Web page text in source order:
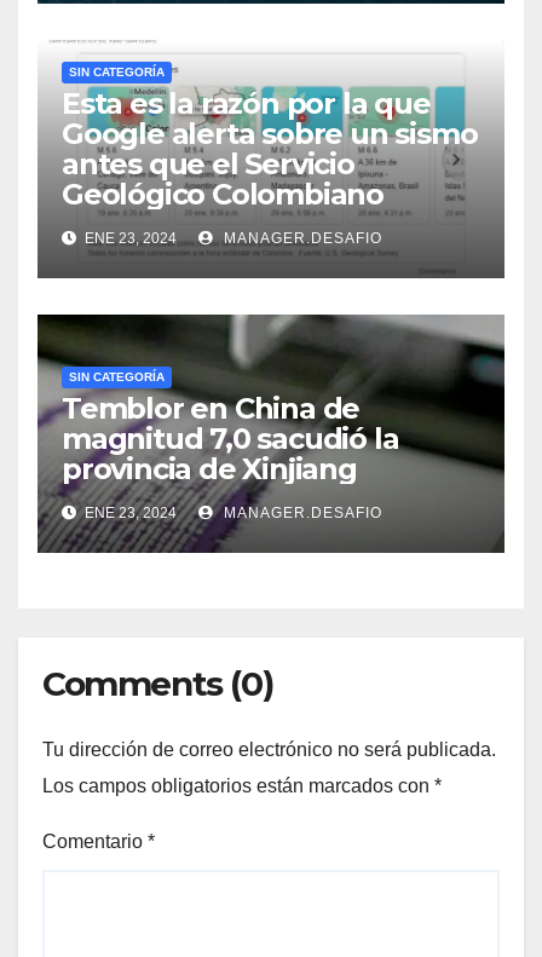
SIN CATEGORÍA
Esta es la razón por la que
Google alerta sobre un sismo
antes que el Servicio
Geológico Colombiano
ENE 23, 2024 MANAGER.DESAFIO
SIN CATEGORÍA
Temblor en China de
magnitud 7,0 sacudió la
provincia de Xinjiang
ENE 23, 2024 MANAGER.DESAFIO
Comments (0)
Tu dirección de correo electrónico no será publicada.
Los campos obligatorios están marcados con *
Comentario *